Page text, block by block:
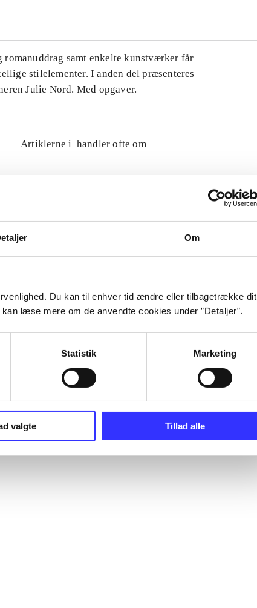
Om
Du kan til enhver tid ændre eller tilbagetrække dit
læse mere om de anvendte cookies under ”Detaljer”.
Statistik Marketing
valgte Tillad alle
samt enkelte kunstværker får
stilelementer. I anden del præsenteres
Julie Nord. Med opgaver.
Artiklerne i handler ofte om